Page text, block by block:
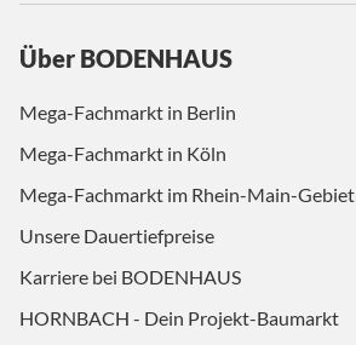
Über BODENHAUS
Mega-Fachmarkt in Berlin
Mega-Fachmarkt in Köln
Mega-Fachmarkt im Rhein-Main-Gebiet
Unsere Dauertiefpreise
Karriere bei BODENHAUS
HORNBACH - Dein Projekt-Baumarkt